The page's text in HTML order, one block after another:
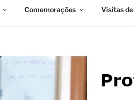
Comemorações Visitas